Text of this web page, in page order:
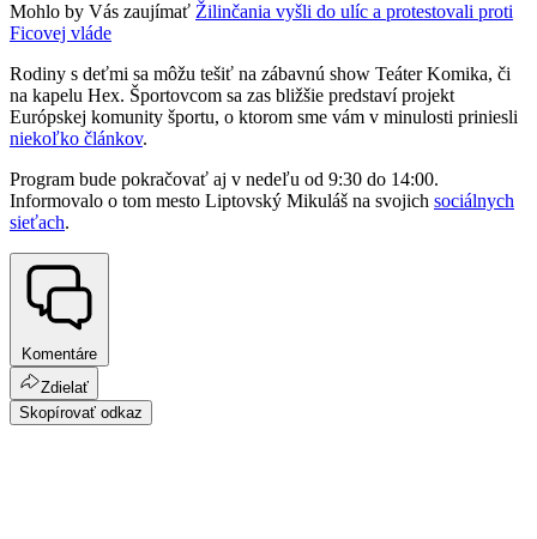
Mohlo by Vás zaujímať Žilinčania vyšli do ulíc a protestovali proti
Ficovej vláde
Rodiny s deťmi sa môžu tešiť na zábavnú show Teáter Komika, či
na kapelu Hex. Športovcom sa zas bližšie predstaví projekt
Európskej komunity športu, o ktorom sme vám v minulosti priniesli
niekoľko článkov.
Program bude pokračovať aj v nedeľu od 9:30 do 14:00.
Informovalo o tom mesto Liptovský Mikuláš na svojich sociálnych
sieťach.
Komentáre
Zdielať
Skopírovať odkaz